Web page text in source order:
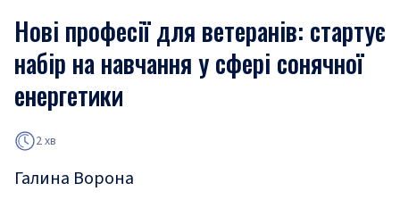
Нові професії для ветеранів: стартує
набір на навчання у сфері сонячної
енергетики
2 хв
Галина Ворона